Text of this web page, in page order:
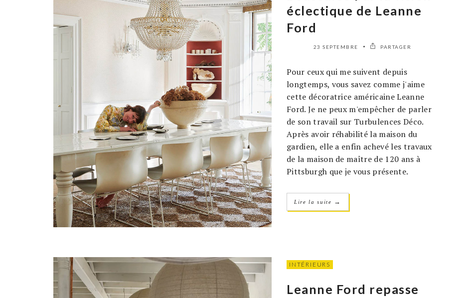
éclectique de Leanne
Ford
23 SEPTEMBRE PARTAGER
Pour ceux qui me suivent depuis
longtemps, vous savez comme j'aime
cette décoratrice américaine Leanne
Ford. Je ne peux m'empêcher de parler
de son travail sur Turbulences Déco.
Après avoir réhabilité la maison du
gardien, elle a enfin achevé les travaux
de la maison de maître de 120 ans à
Pittsburgh que je vous présente.
Lire la suite →
INTÉRIEURS
Leanne Ford repasse